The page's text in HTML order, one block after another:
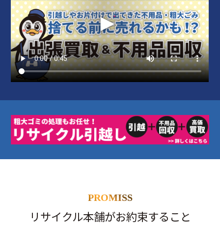
PROMISS
リサイクル本舗がお約束すること